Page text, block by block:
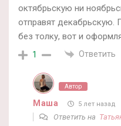
октябрьскую ни
отправят декабрьскую.
без толку, вот и
1 Ответить
Автор
Маша 5 лет назад
Ответить на